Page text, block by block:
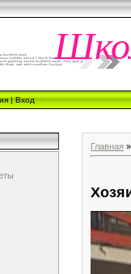
|Вход
Главная »